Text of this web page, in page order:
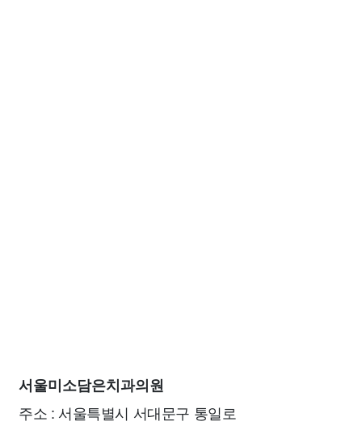
서울미소담은치과의원
주소 : 서울특별시 서대문구 통일로